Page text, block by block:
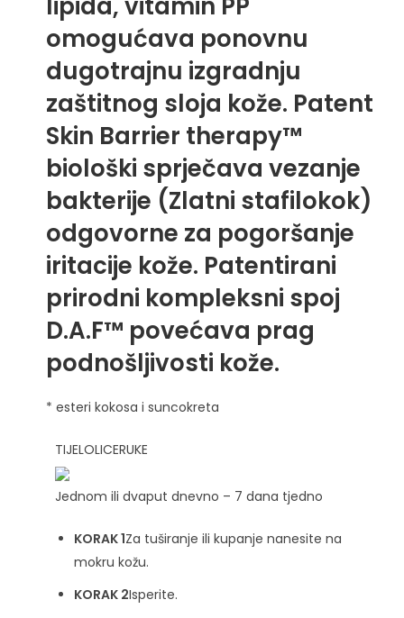
omogućava ponovnu
dugotrajnu izgradnju
zaštitnog sloja kože. Patent
Skin Barrier therapy™
biološki sprječava vezanje
bakterije (Zlatni stafilokok)
odgovorne za pogoršanje
iritacije kože. Patentirani
prirodni kompleksni spoj
D.A.F™ povećava prag
podnošljivosti kože.
* esteri kokosa i suncokreta
TIJELOLICERUKE
Jednom ili dvaput dnevno – 7 dana tjedno
KORAK 1Za tuširanje ili kupanje nanesite na
mokru kožu.
KORAK 2Isperite.